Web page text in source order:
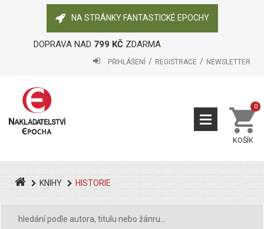
NA STRÁNKY FANTASTICKÉ EPOCHY
DOPRAVA NAD 799 KČZDARMA
PŘIHLÁŠENÍ REGISTRACE NEWSLETTER
KOŠÍK
0
KNIHY HISTORIE